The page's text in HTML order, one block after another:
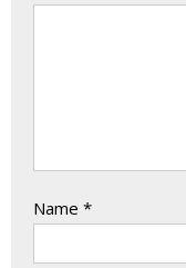
Name *